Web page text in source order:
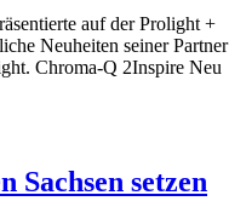
auf der Prolight +
Neuheiten seiner Partner
Chroma-Q 2Inspire Neu
Sachsen setzen